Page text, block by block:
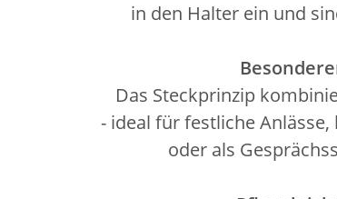
in den Halter ein und
Das Steckprinzip
- ideal für festliche
oder als